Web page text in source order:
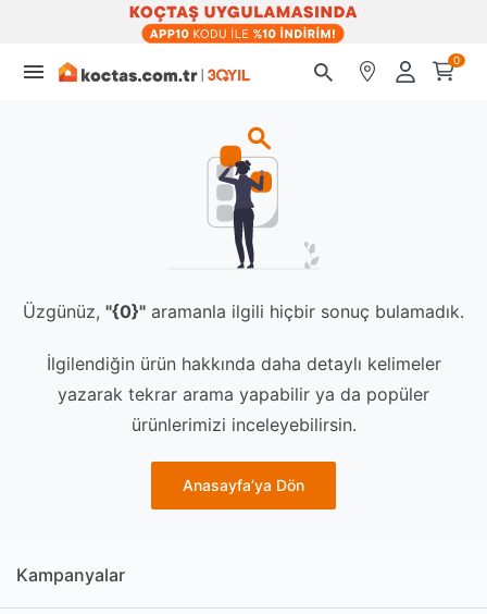
0
Üzgünüz, "{0}" aramanla ilgili hiçbir sonuç bulamadık.
İlgilendiğin ürün hakkında daha detaylı kelimeler
yazarak tekrar arama yapabilir ya da popüler
ürünlerimizi inceleyebilirsin.
Anasayfa’ya Dön
Kampanyalar